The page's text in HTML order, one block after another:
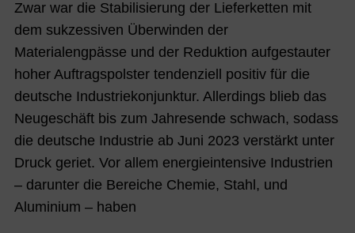
Zwar war die Stabilisierung der Lieferketten mit
dem sukzessiven Überwinden der
Materialengpässe und der Reduktion aufgestauter
hoher Auftragspolster tendenziell positiv für die
deutsche Industriekonjunktur. Allerdings blieb das
Neugeschäft bis zum Jahresende schwach, sodass
die deutsche Industrie ab Juni 2023 verstärkt unter
Druck geriet. Vor allem energieintensive Industrien
– darunter die Bereiche Chemie, Stahl, und
Aluminium – haben